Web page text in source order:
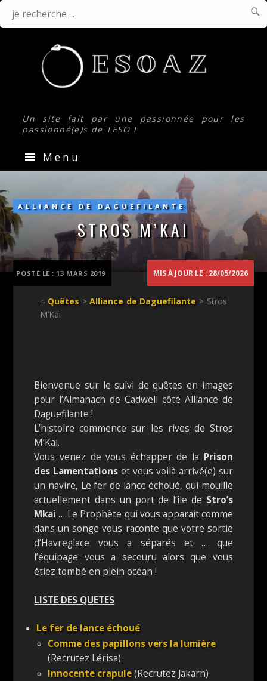
Un site fait par une passionnée pour les
passionné(e)s de TESO !

Menu
M’Kai
ALLIANCE DE DAGUEFILANTE
STROS M’KAI
MIS À JOUR LE : 28/05/2026
⌂ Quêtes >Alliance de Daguefilante > Stros
M’Kai
Bienvenue sur le suivi de quêtes en images
pour l’Almanach de Cadwell côté Alliance de
Daguefilante !
L’histoire commence sur les rives de Stros
M’Kai.
Vous venez de vous échapper de la Prison
des Lamentations et vous voilà arrivé(e) sur
un navire, Le fer de lance échoué, qui mouille
actuellement dans un port de l’île de Stro’s
Mkai … Le Prophète qui vous apparait comme
dans un songe vous raconte que votre sortie
d’Havreglace vous a séparés et … que
l’équipage vous a secouru alors que vous
étiez tombé en plein océan !
LISTE DES QUETES
Le fer de lance échoué
Comme des papillons vers la lumière
(Recrutez Lérisa)
Innocente crapule(Recrutez Jakarn)
POSTÉ LE : 13 MARS 2019